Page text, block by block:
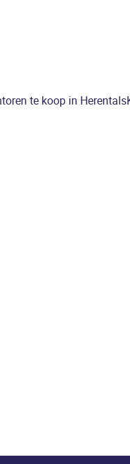
te koop in Herentals